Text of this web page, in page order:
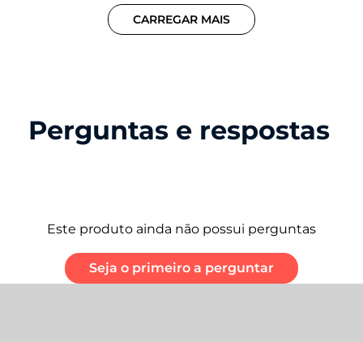
CARREGAR MAIS
Perguntas e respostas
Este produto ainda não possui perguntas
Seja o primeiro a perguntar